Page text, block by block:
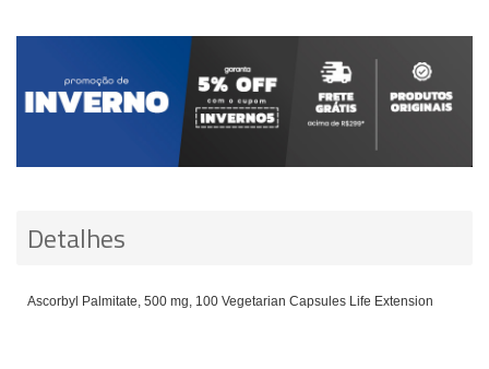
Detalhes
Ascorbyl Palmitate, 500 mg, 100 Vegetarian Capsules Life Extension